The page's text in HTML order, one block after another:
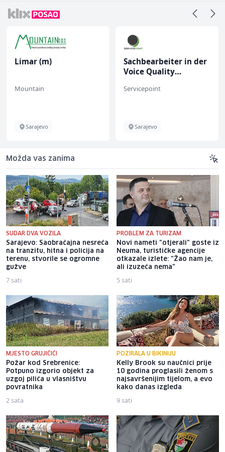
Limar (m)
Mountain
Sarajevo
Sachbearbeiter in der
Voice Quality
Servicepoint
Sarajevo
Možda vas zanima
SUDAR DVA VOZILA
Sarajevo: Saobraćajna nesreća
na tranzitu, hitna i policija na
terenu, stvorile se ogromne
gužve
7 sati
PROBLEM ZA TURIZAM
Novi nameti "otjerali" goste iz
Neuma, turističke agencije
otkazale izlete: "Žao nam je,
ali izuzeća nema"
5 sati
MJESTO GRUJIČIĆI
Požar kod Srebrenice:
Potpuno izgorio objekt za
uzgoj pilića u vlasništvu
povratnika
2 sata
POZIRALA U BIKINIJU
Kelly Brook su naučnici prije
10 godina proglasili ženom s
najsavršenijim tijelom, a evo
kako danas izgleda
9 sati